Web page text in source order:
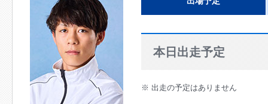
本日出走予定
※ 出走の予定はありません